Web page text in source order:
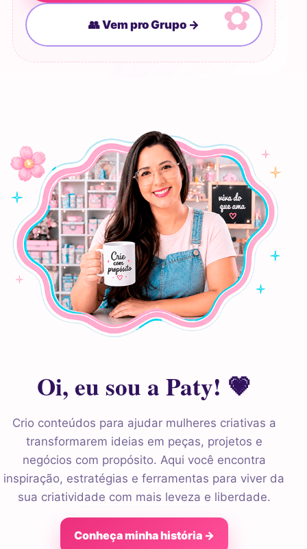
👥 Vem pro Grupo →
Oi, eu sou a Paty! 💗
Crio conteúdos para ajudar mulheres criativas a
transformarem ideias em peças, projetos e
negócios com propósito. Aqui você encontra
inspiração, estratégias e ferramentas para viver da
sua criatividade com mais leveza e liberdade.
Conheça minha história →